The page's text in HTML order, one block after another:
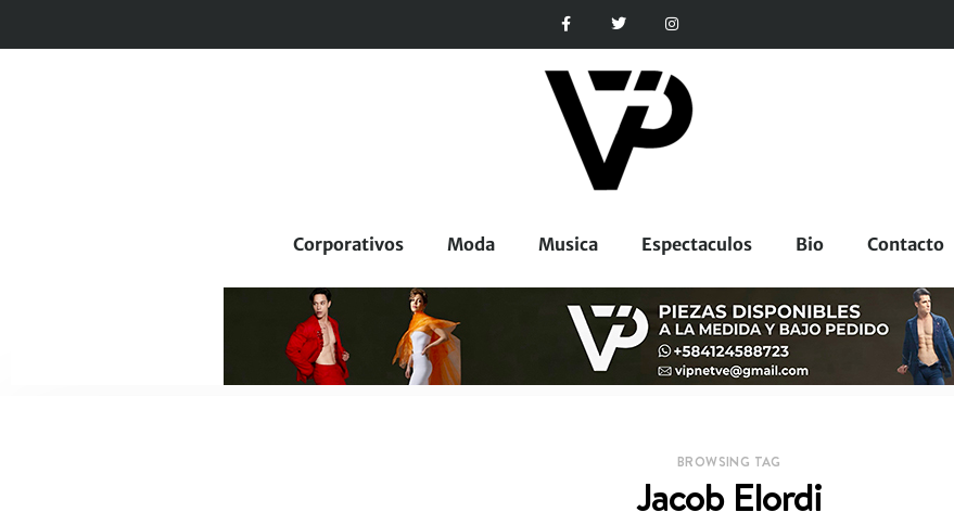
Corporativos Moda Musica Espectaculos Bio Contacto
BROWSING TAG
Jacob Elordi